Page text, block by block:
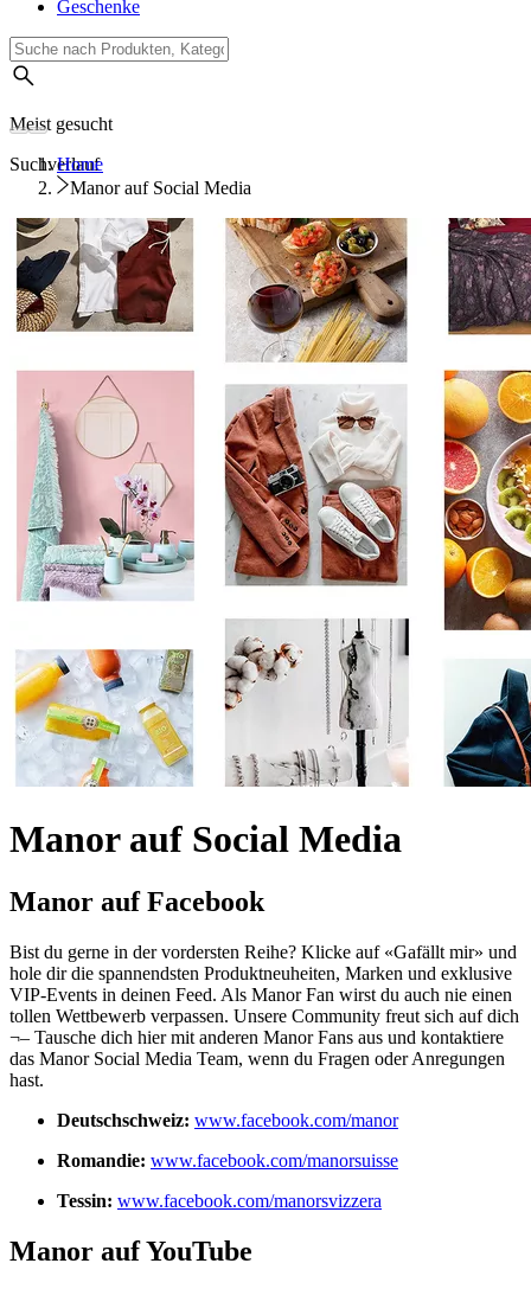
Geschenke
Meist gesucht
Suchverlauf
Home
Manor auf Social Media
Manor auf Social Media
Manor auf Facebook
Bist du gerne in der vordersten Reihe? Klicke auf «Gafällt mir» und
hole dir die spannendsten Produktneuheiten, Marken und exklusive
VIP-Events in deinen Feed. Als Manor Fan wirst du auch nie einen
tollen Wettbewerb verpassen. Unsere Community freut sich auf dich
¬– Tausche dich hier mit anderen Manor Fans aus und kontaktiere
das Manor Social Media Team, wenn du Fragen oder Anregungen
hast.
Deutschschweiz: www.facebook.com/manor
Romandie: www.facebook.com/manorsuisse
Tessin: www.facebook.com/manorsvizzera
Manor auf YouTube